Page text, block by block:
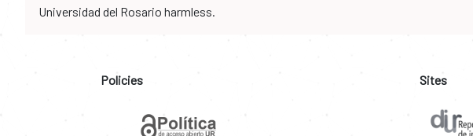
Universidad del Rosario harmless.
Policies Sites